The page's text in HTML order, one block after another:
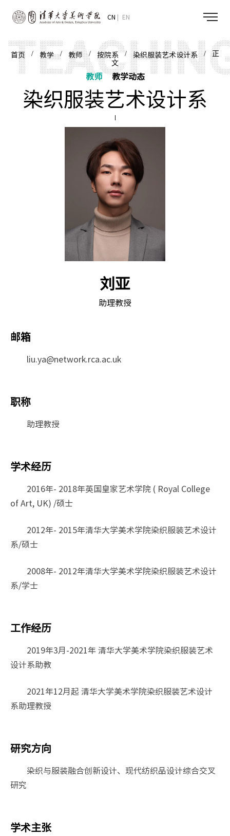
CN EN
首页 / 教学/ 教师/ 按院系/染织服装艺术设计系/ 正
文
教师 教学动态
染织服装艺术设计系
刘亚
助理教授
邮箱
liu.ya@network.rca.ac.uk
职称
助理教授
学术经历
2016年- 2018年英国皇家艺术学院 ( Royal College
of Art, UK) /硕士
2012年- 2015年清华大学美术学院染织服装艺术设计
系/硕士
2008年- 2012年清华大学美术学院染织服装艺术设计
系/学士
工作经历
2019年3月-2021年 清华大学美术学院染织服装艺术
设计系助教
2021年12月起 清华大学美术学院染织服装艺术设计
系助理教授
研究方向
染织与服装融合创新设计、现代纺织品设计综合交叉
研究
学术主张